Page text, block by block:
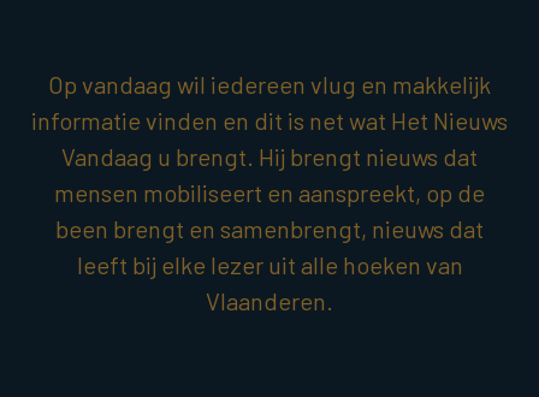
Op vandaag wil iedereen vlug en makkelijk
informatie vinden en dit is net wat Het Nieuws
Vandaag u brengt. Hij brengt nieuws dat
mensen mobiliseert en aanspreekt, op de
been brengt en samenbrengt, nieuws dat
leeft bij elke lezer uit alle hoeken van
Vlaanderen.